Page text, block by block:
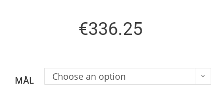
€336.25
MÅL Choose an option